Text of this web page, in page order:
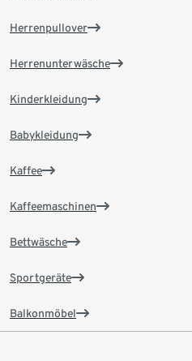
Herrenpullover
Herrenunterwäsche
Kinderkleidung
Babykleidung
Kaffee
Kaffeemaschinen
Bettwäsche
Sportgeräte
Balkonmöbel